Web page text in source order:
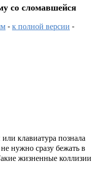
со сломавшейся
-к полной версии -
клавиатура познала
нужно сразу бежать в
жизненные коллизии